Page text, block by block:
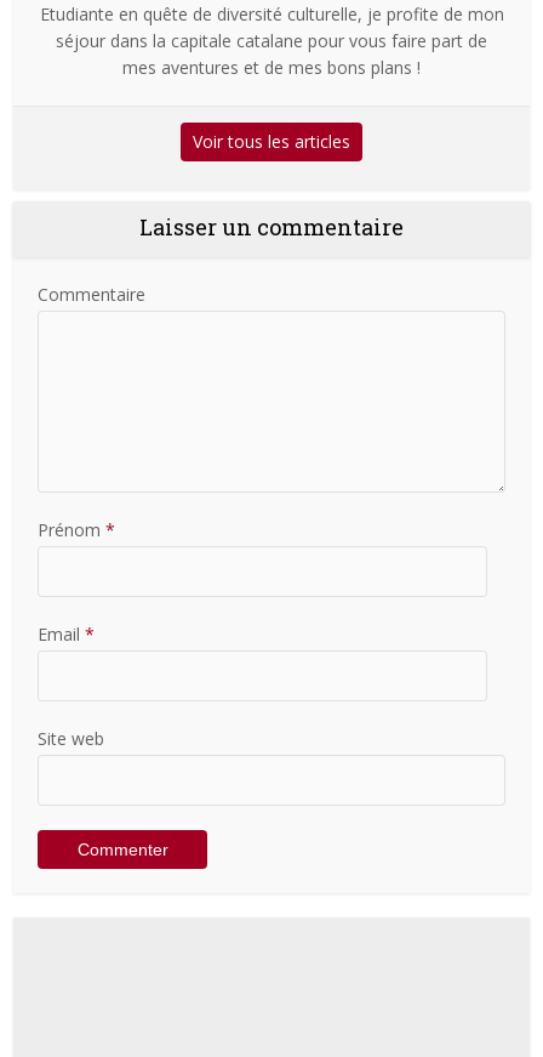
Etudiante en quête de diversité culturelle, je profite de mon
séjour dans la capitale catalane pour vous faire part de
mes aventures et de mes bons plans !
Voir tous les articles
Laisser un commentaire
Commentaire
Prénom *
Email *
Site web